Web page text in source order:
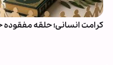
ویدیو | دعا کنیم ما هم در